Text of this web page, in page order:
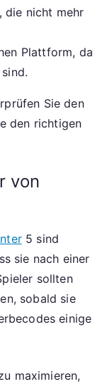
die nicht mehr
Plattform, da
Sie den
den richtigen
von
5 sind
sie nach einer
sollten
sobald sie
einige
maximieren,